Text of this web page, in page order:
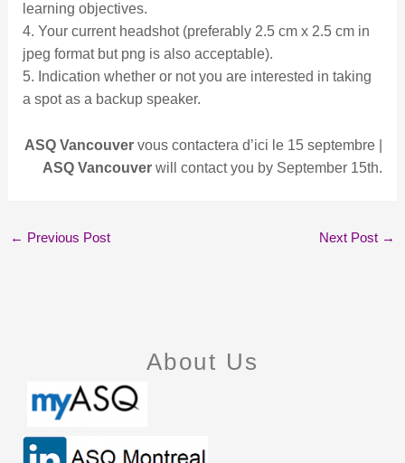
learning objectives.
4. Your current headshot (preferably 2.5 cm x 2.5 cm in
jpeg format but png is also acceptable).
5. Indication whether or not you are interested in taking
a spot as a backup speaker.
ASQ Vancouver vous contactera d’ici le 15 septembre |
ASQ Vancouver will contact you by September 15th.
← Previous Post Next Post →
About Us